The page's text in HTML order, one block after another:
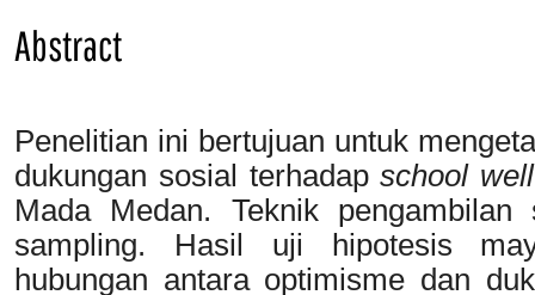
Abstract
Penelitian ini bertujuan untuk
dukungan sosial terhadapschool
Mada Medan. Teknik
sampling. Hasil uji hipotesis
hubungan antara optimisme dan